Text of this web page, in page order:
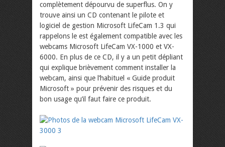
complètement dépourvu de superflus. On y
trouve ainsi un CD contenant le pilote et
logiciel de gestion Microsoft LifeCam 1.3 qui
rappelons le est également compatible avec les
webcams Microsoft LifeCam VX-1000 et VX-
6000. En plus de ce CD, il y a un petit dépliant
qui explique brièvement comment installer la
webcam, ainsi que l’habituel « Guide produit
Microsoft » pour prévenir des risques et du
bon usage qu’il faut faire ce produit.